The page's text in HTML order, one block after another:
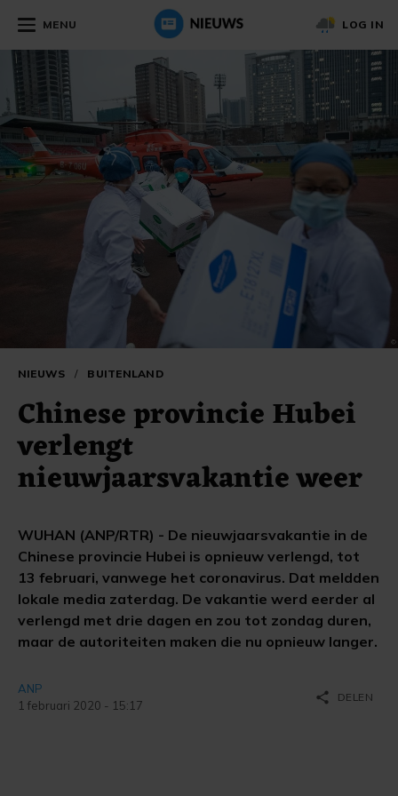
MENU LOG IN
NIEUWS / BUITENLAND
Chinese provincie Hubei
verlengt
nieuwjaarsvakantie weer
WUHAN (ANP/RTR) - De nieuwjaarsvakantie in de
Chinese provincie Hubei is opnieuw verlengd, tot
13 februari, vanwege het coronavirus. Dat meldden
lokale media zaterdag. De vakantie werd eerder al
verlengd met drie dagen en zou tot zondag duren,
maar de autoriteiten maken die nu opnieuw langer.
ANP
1 februari 2020 - 15:17
share DELEN